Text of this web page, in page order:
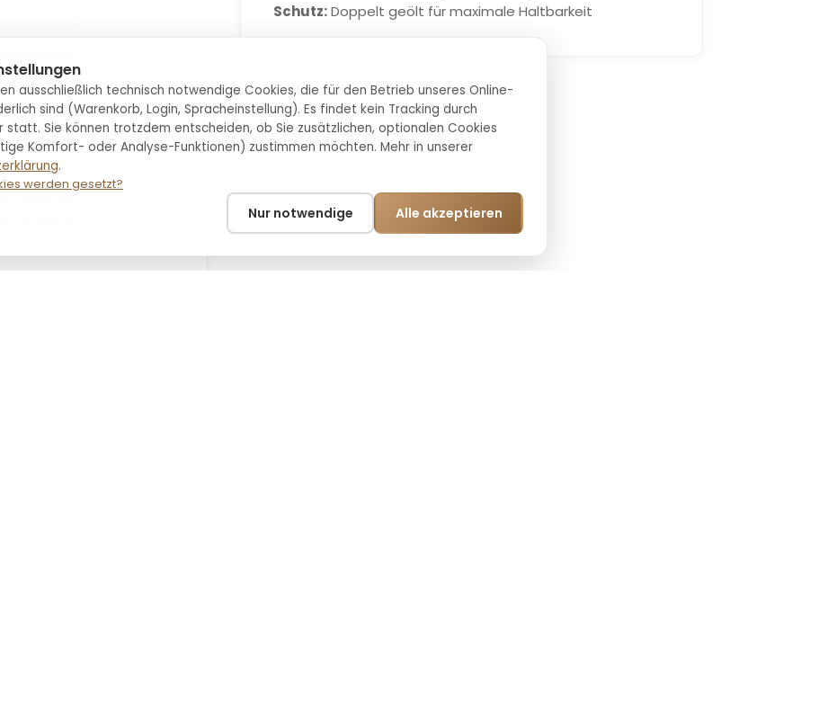
Schutz:Doppelt geölt für maximale Haltbarkeit
massiven
Außenbereich auch
dicken Holzbohlen
und trotzen
ausschließlich technisch notwendige Cookies, die für den Betrieb unseres Online-
sind (Warenkorb, Login, Spracheinstellung). Es findet kein Tracking durch
Sie können trotzdem entscheiden, ob Sie zusätzlichen, optionalen Cookies
Komfort- oder Analyse-Funktionen) zustimmen möchten. Mehr in unserer
.
werden gesetzt?
Nur notwendige Alle akzeptieren